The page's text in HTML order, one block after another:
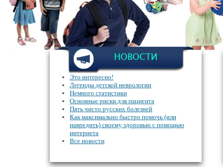
НОВОСТИ
Это интересно!
Легенды детской неврологии
Немного статистики
Основные риски для пациента
Пять чисто русских болезней
Как максимально быстро помочь (или
навредить) своему здоровью с помощью
интернета
Все новости